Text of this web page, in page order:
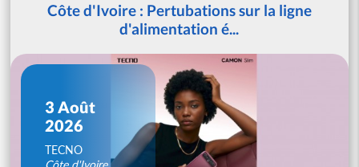
Côte d'Ivoire : Pertubations sur la ligne
d'alimentation é...
3 Août
2026
TECNO
Côte d'Ivoire